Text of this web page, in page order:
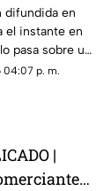
a
difundida en
el instante en
pasa sobre un
su camino sin
04:07 p. m.
|